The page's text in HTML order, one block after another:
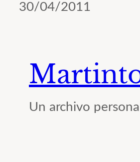
30/04/2011
Un archivo